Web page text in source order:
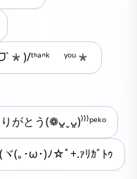
ᵗᑋᵃᐢᵏ ᵞᵒᵘ*
がとう(❁ᴗ͈ˬᴗ͈)⁾⁾⁾ᵖᵉᵏᵒ
ヾ(｡･ω･)ﾉ☆ﾟ+.ｧﾘｶﾞﾄｩ